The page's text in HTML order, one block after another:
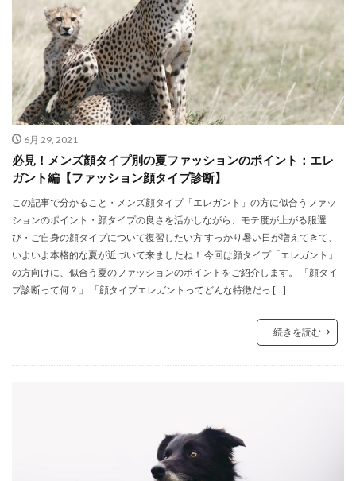
6月 29, 2021
必見！メンズ顔タイプ別の夏ファッションのポイント：エレ
ガント編【ファッション顔タイプ診断】
この記事で分かること・メンズ顔タイプ「エレガント」の方に似合うファッ
ションのポイント・顔タイプの良さを活かしながら、モテ度が上がる服選
び・ご自身の顔タイプについて復習したい方 すっかり暑い日が増えてきて、
いよいよ本格的な夏が近づいて来ましたね！ 今回は顔タイプ「エレガント」
の方向けに、似合う夏のファッションのポイントをご紹介します。 「顔タイ
プ診断って何？」 「顔タイプエレガントってどんな特徴だっ […]
続きを読む